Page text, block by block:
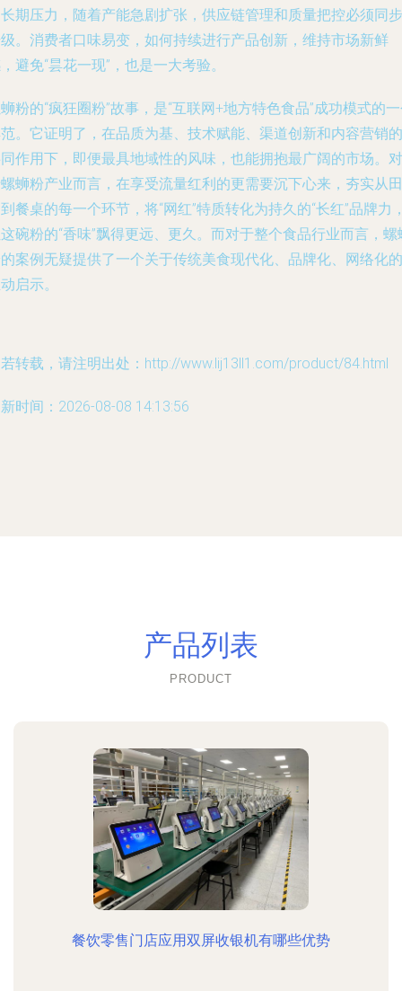
期压力，随着产能急剧扩张，供应链管理和质量把控必须同步
。消费者口味易变，如何持续进行产品创新，维持市场新鲜
避免“昙花一现”，也是一大考验。
粉的“疯狂圈粉”故事，是“互联网+地方特色食品”成功模式的
。它证明了，在品质为基、技术赋能、渠道创新和内容营销的
作用下，即便最具地域性的风味，也能拥抱最广阔的市场。对
蛳粉产业而言，在享受流量红利的更需要沉下心来，夯实从田
餐桌的每一个环节，将“网红”特质转化为持久的“长红”品牌力
碗粉的“香味”飘得更远、更久。而对于整个食品行业而言，螺
案例无疑提供了一个关于传统美食现代化、品牌化、网络化的
启示。
转载，请注明出处：http://www.lij13ll1.com/product/84.html
时间：2026-08-08 14:13:56
产品列表
PRODUCT
餐饮零售门店应用双屏收银机有哪些优势